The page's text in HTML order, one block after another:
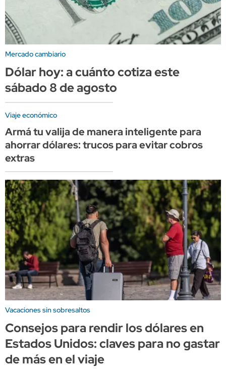
Mercado cambiario
Dólar hoy: a cuánto cotiza este
sábado 8 de agosto
Viaje económico
Armá tu valija de manera inteligente para
ahorrar dólares: trucos para evitar cobros
extras
Vacaciones sin sobresaltos
Consejos para rendir los dólares en
Estados Unidos: claves para no gastar
de más en el viaje